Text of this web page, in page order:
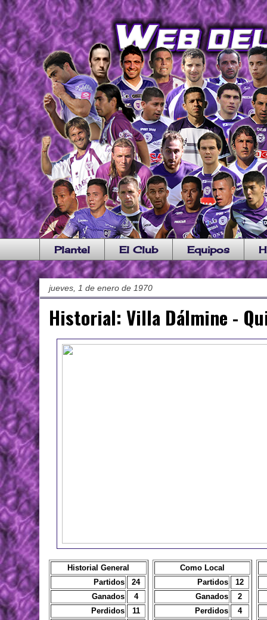
Plantel El Club Equipos
jueves, 1 de enero de 1970
Historial: Villa Dálmine -
Historial General
Partidos
24
Ganados
4
Perdidos
11
Como Local
Partidos
12
Ganados
2
Perdidos
4